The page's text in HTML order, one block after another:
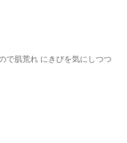
で肌荒れ にきびを気にしつつ